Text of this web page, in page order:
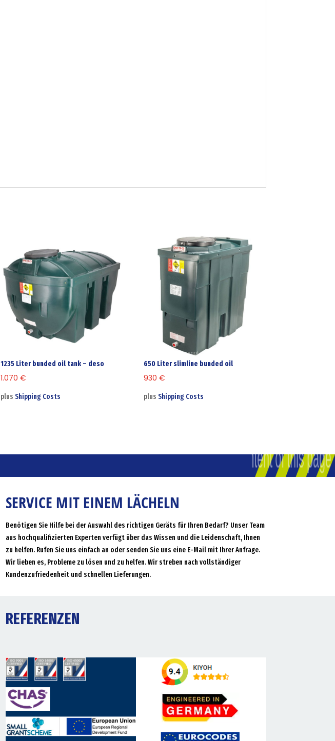
1235 Liter bunded oil tank – deso
1.070€
plusShipping Costs
650 Liter slimline bunded oil
930€
plusShipping Costs
SERVICE MIT EINEM LÄCHELN
Benötigen Sie Hilfe bei der Auswahl des richtigen Geräts für Ihren Bedarf? Unser Team
aus hochqualifizierten Experten verfügt über das Wissen und die Leidenschaft, Ihnen
zu helfen. Rufen Sie uns einfach an oder senden Sie uns eine E-Mail mit Ihrer Anfrage.
Wir lieben es, Probleme zu lösen und zu helfen. Wir streben nach vollständiger
Kundenzufriedenheit und schnellen Lieferungen.
REFERENZEN